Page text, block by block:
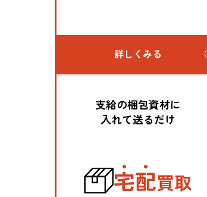
詳しくみる
支給の梱包資材に
入れて送るだけ
宅配買取